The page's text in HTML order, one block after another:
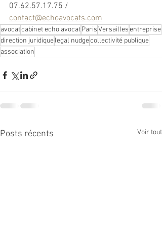
07.62.57.17.75 /
contact@echoavocats.com
avocatcabinet echo avocatParisVersaillesentreprise
direction juridiquelegal nudgecollectivité publique
association
Posts récents Voir tout